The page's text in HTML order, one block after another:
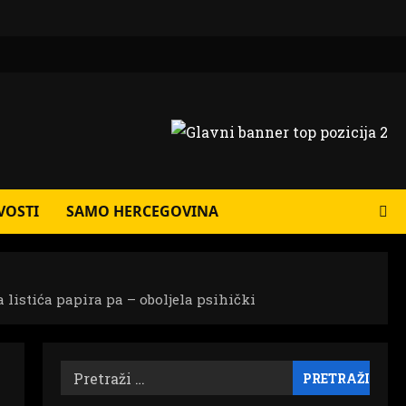
SAMO HERCEGOVINA
listića papira pa – oboljela psihički
Pretraži: